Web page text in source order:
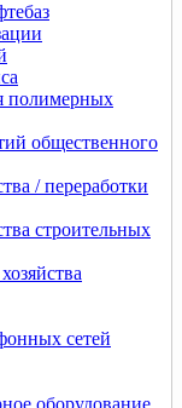
полимерных
общественного
/ переработки
строительных
сетей
оборудование